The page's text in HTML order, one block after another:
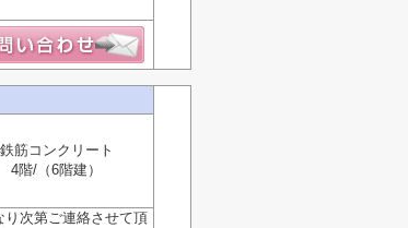
鉄筋コンクリート
4階/（6階建）
次第ご連絡させて頂